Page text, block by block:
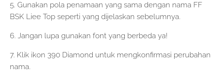
5. Gunakan pola penamaan yang sama dengan nama FF
BSK Liee Top seperti yang dijelaskan sebelumnya.
6. Jangan lupa gunakan font yang berbeda ya!
7. Klik ikon 390 Diamond untuk mengkonfirmasi perubahan
nama.